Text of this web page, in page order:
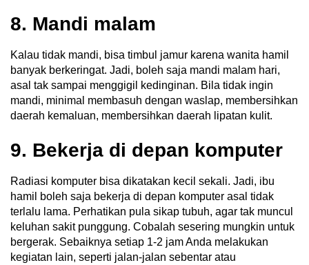
8. Mandi malam
Kalau tidak mandi, bisa timbul jamur karena wanita hamil
banyak berkeringat. Jadi, boleh saja mandi malam hari,
asal tak sampai menggigil kedinginan. Bila tidak ingin
mandi, minimal membasuh dengan waslap, membersihkan
daerah kemaluan, membersihkan daerah lipatan kulit.
9. Bekerja di depan komputer
Radiasi komputer bisa dikatakan kecil sekali. Jadi, ibu
hamil boleh saja bekerja di depan komputer asal tidak
terlalu lama. Perhatikan pula sikap tubuh, agar tak muncul
keluhan sakit punggung. Cobalah sesering mungkin untuk
bergerak. Sebaiknya setiap 1-2 jam Anda melakukan
kegiatan lain, seperti jalan-jalan sebentar atau